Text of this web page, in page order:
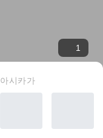
1
아시카가